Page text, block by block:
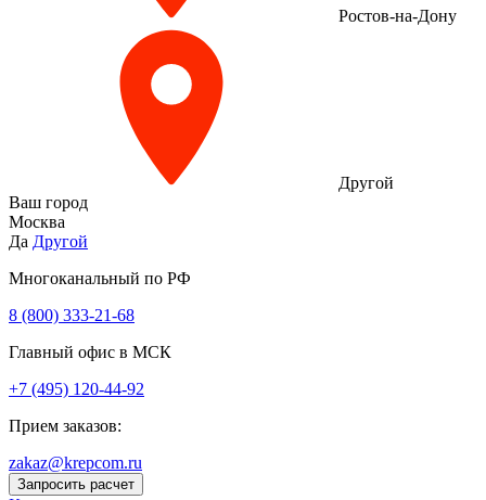
Ростов-на-Дону
Другой
Ваш город
Москва
Да Другой
Многоканальный по РФ
8 (800) 333‑21-68
Главный офис в МСК
+7 (495) 120-44-92
Прием заказов:
zakaz@krepcom.ru
Запросить расчет